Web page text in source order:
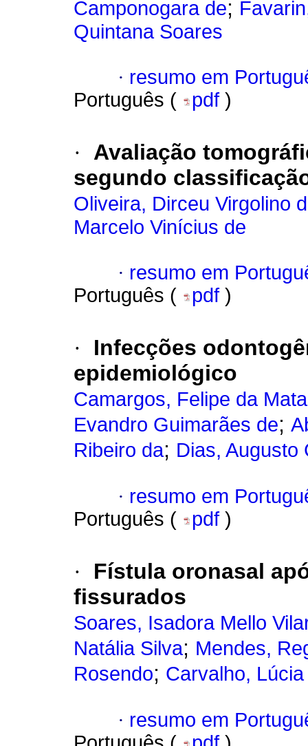
Camponogara de;
Quintana Soares
· resumo em
Português (
pdf )
·
Avaliação
segundo
Oliveira, Dirceu Virgolino
Marcelo Vinícius de
· resumo em
Português (
pdf )
·
Infecções
epidemiológico
Camargos, Felipe da Mata
Evandro Guimarães de;
Ribeiro da; Dias, Augusto
· resumo em
Português (
pdf )
·
Fístula oronasal
fissurados
Soares, Isadora Mello
Natália Silva; Mendes,
Rosendo; Carvalho,
· resumo em